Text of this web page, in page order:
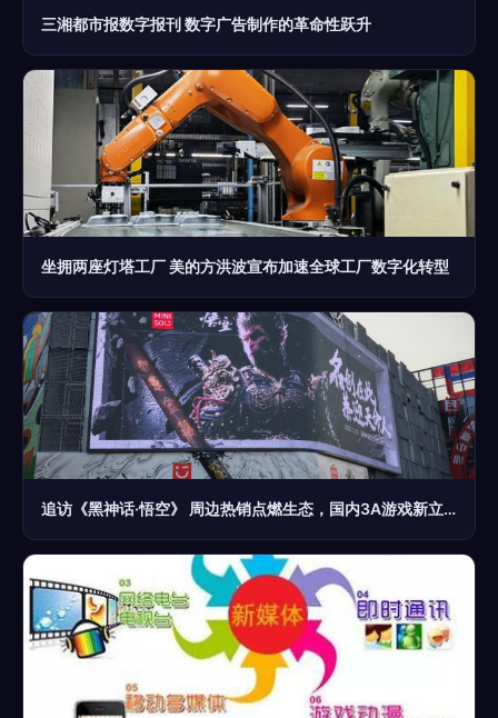
三湘都市报数字报刊 数字广告制作的革命性跃升
坐拥两座灯塔工厂 美的方洪波宣布加速全球工厂数字化转型
追访《黑神话·悟空》 周边热销点燃生态，国内3A游戏新立项激增折射产业觉醒